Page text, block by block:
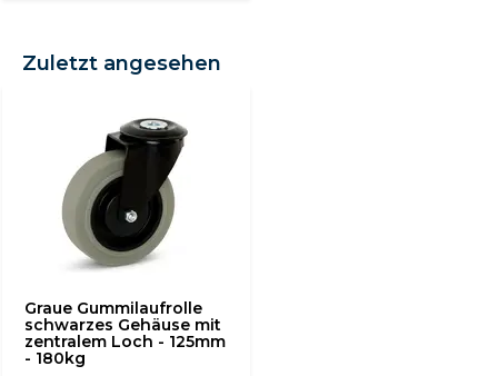
Zuletzt angesehen
Graue Gummilaufrolle
schwarzes Gehäuse mit
zentralem Loch - 125mm
- 180kg